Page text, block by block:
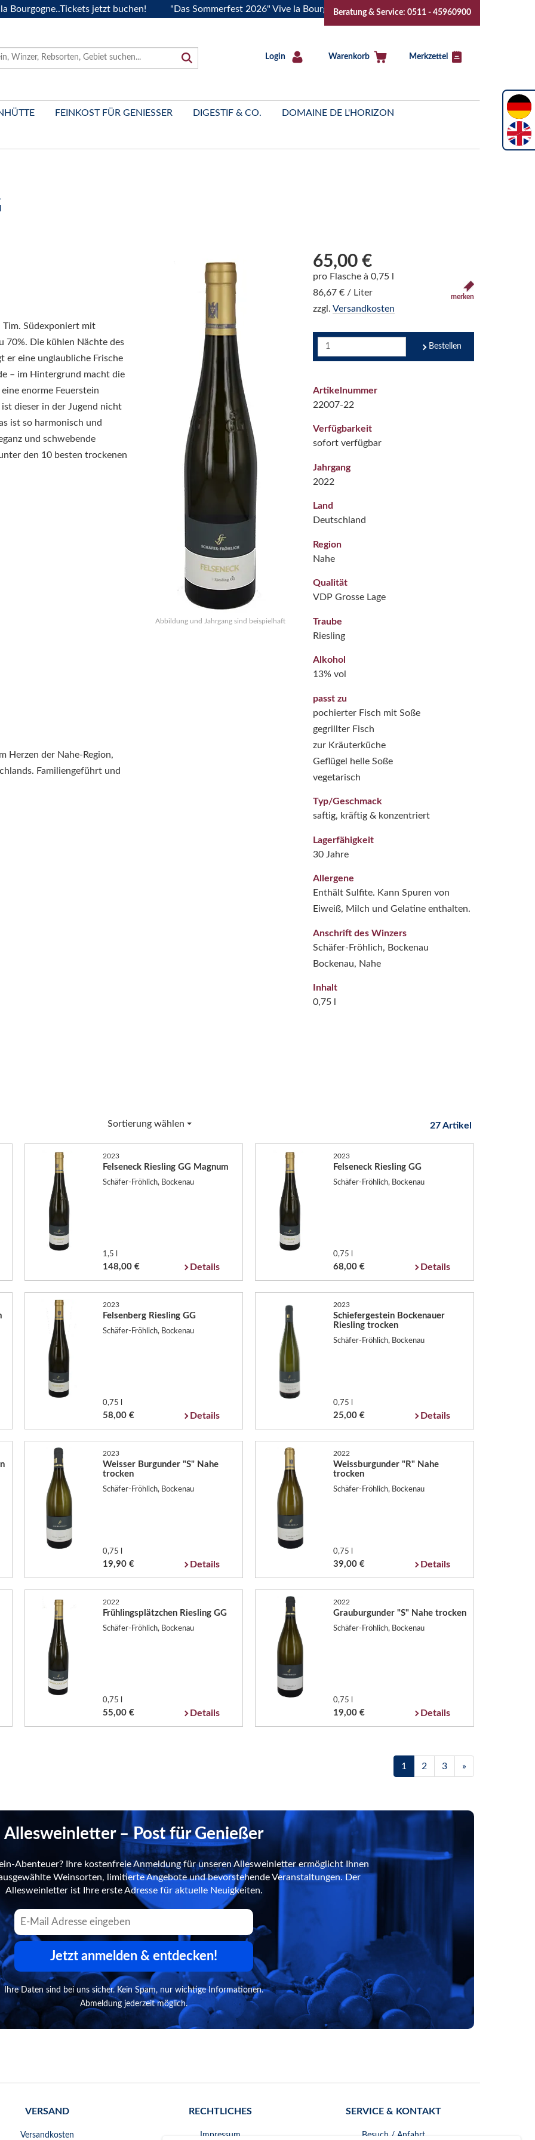
jetzt buchen! "Das Sommerfest 2026" Vive la Bourgogne..Tickets jetzt buchen! "Das Sommerfest
Beratung & Service: 0511 - 45960900
Login Warenkorb Merkzettel
FEINKOST FÜR GENIESSER DIGESTIF & CO. DOMAINE DE L'HORIZON
Tim. Südexponiert mit
70%. Die kühlen Nächte des
er eine unglaubliche Frische
– im Hintergrund macht die
enorme Feuerstein
dieser in der Jugend nicht
ist so harmonisch und
und schwebende
den 10 besten trockenen
Herzen der Nahe-Region,
Familiengeführt und
Abbildung und Jahrgang sind beispielhaft
65,00 €
pro Flasche à 0,75 l
86,67 € / Liter
zzgl. Versandkosten
merken
Bestellen
Artikelnummer
22007-22
Verfügbarkeit
sofort verfügbar
Jahrgang
2022
Land
Deutschland
Region
Nahe
Qualität
VDP Grosse Lage
Traube
Riesling
Alkohol
13% vol
passt zu
pochierter Fisch mit Soße
gegrillter Fisch
zur Kräuterküche
Geflügel helle Soße
vegetarisch
Typ/Geschmack
saftig, kräftig & konzentriert
Lagerfähigkeit
30 Jahre
Allergene
Enthält Sulfite. Kann Spuren von
Eiweiß, Milch und Gelatine enthalten.
Anschrift des Winzers
Schäfer-Fröhlich, Bockenau
Bockenau, Nahe
Inhalt
0,75 l
Sortierung wählen 27 Artikel
2023
Felseneck Riesling GG Magnum
Schäfer-Fröhlich, Bockenau
1,5 l
148,00 € Details
2023
Felseneck Riesling GG
Schäfer-Fröhlich, Bockenau
0,75 l
68,00 € Details
2023
Felsenberg Riesling GG
Schäfer-Fröhlich, Bockenau
0,75 l
58,00 € Details
2023
Schiefergestein Bockenauer
Riesling trocken
Schäfer-Fröhlich, Bockenau
0,75 l
25,00 € Details
2023
Weisser Burgunder "S" Nahe
trocken
Schäfer-Fröhlich, Bockenau
0,75 l
19,90 € Details
2022
Weissburgunder "R" Nahe
trocken
Schäfer-Fröhlich, Bockenau
0,75 l
39,00 € Details
2022
Frühlingsplätzchen Riesling GG
Schäfer-Fröhlich, Bockenau
0,75 l
55,00 € Details
2022
Grauburgunder "S" Nahe trocken
Schäfer-Fröhlich, Bockenau
0,75 l
19,00 € Details
1 2 3 »
Allesweinletter – Post für Genießer
Abenteuer? Ihre kostenfreie Anmeldung für unseren Allesweinletter ermöglicht Ihnen
Weinsorten, limitierte Angebote und bevorstehende Veranstaltungen. Der
Allesweinletter ist Ihre erste Adresse für aktuelle Neuigkeiten.
Jetzt anmelden & entdecken!
Ihre Daten sind bei uns sicher. Kein Spam, nur wichtige Informationen.
Abmeldung jederzeit möglich.
VERSAND
Versandkosten
RECHTLICHES
Impressum
SERVICE & KONTAKT
Besuch / Anfahrt